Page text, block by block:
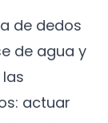
de dedos
de agua y
actuar